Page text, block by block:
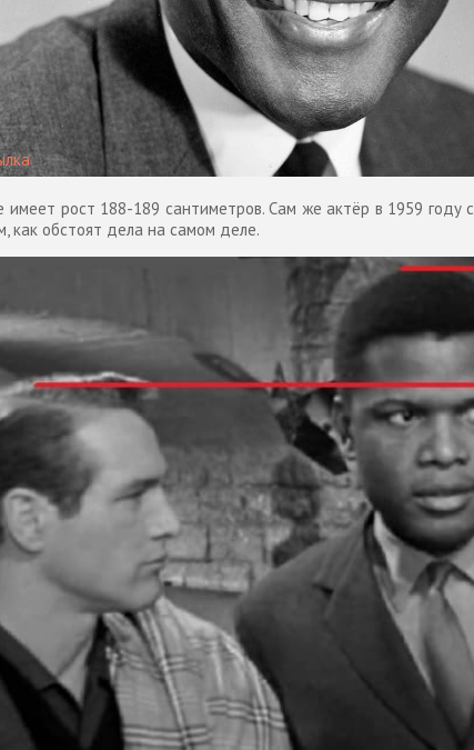
рост 188-189 сантиметров. Сам же актёр в 1959 году
как обстоят дела на самом деле.